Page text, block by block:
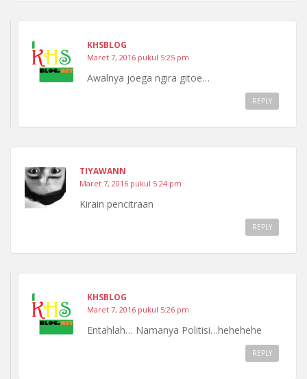
KHSBLOG
Maret 7, 2016 pukul 5:25 pm
Awalnya joega ngira gitoe…
REPLY
TIYAWANN
Maret 7, 2016 pukul 5:24 pm
Kirain pencitraan
REPLY
KHSBLOG
Maret 7, 2016 pukul 5:26 pm
Entahlah… Namanya Politisi…hehehehe
REPLY